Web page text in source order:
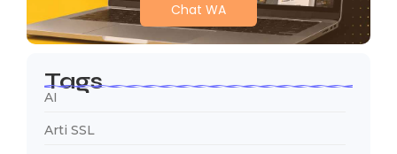
Chat WA
Tags
AI
Arti SSL